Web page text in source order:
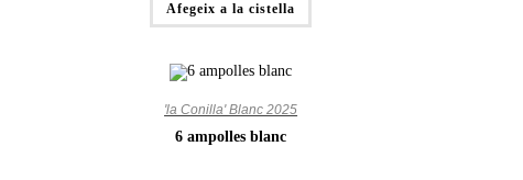
Afegeix a la cistella
'la Conilla' Blanc 2025
6 ampolles blanc